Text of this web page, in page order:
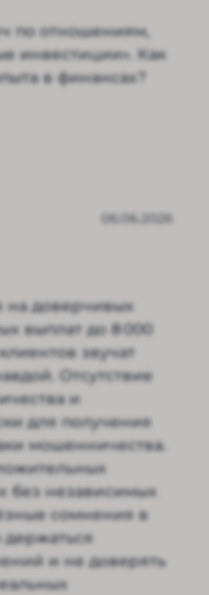
по отношениям,
инвестиции». Как
в финансах?
06.06.2026
на доверчивых
выплат до 8 000
звучат
Отсутствие
и
для получения
мошенничества.
без независимых
сомнения в
держаться
и не доверять